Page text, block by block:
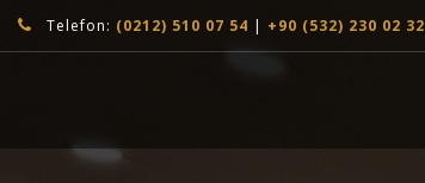
Telefon: (0212) 510 07 54 | +90 (532) 230 02 32